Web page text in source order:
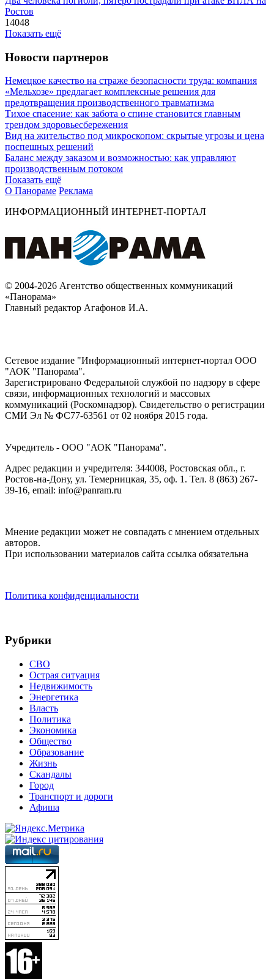
Ростов
14048
Показать ещё
Новости партнеров
Немецкое качество на страже безопасности труда: компания
«Мельхозе» предлагает комплексные решения для
предотвращения производственного травматизма
Тихое спасение: как забота о спине становится главным
трендом здоровьесбережения
Вид на жительство под микроскопом: скрытые угрозы и цена
поспешных решений
Баланс между заказом и возможностью: как управляют
производственным потоком
Показать ещё
О Панораме Реклама
ИНФОРМАЦИОННЫЙ ИНТЕРНЕТ-ПОРТАЛ
© 2004-2026 Агентство общественных коммуникаций
«Панорама»
Главный редактор Агафонов И.А.
Сетевое издание "Информационный интернет-портал ООО
"АОК "Панорама".
Зарегистрировано Федеральной службой по надзору в сфере
связи, информационных технологий и массовых
коммуникаций (Роскомнадзор). Cвидетельство о регистрации
СМИ Эл № ФС77-63561 от 02 ноября 2015 года.
Учредитель - ООО "АОК "Панорама".
Адрес редакции и учредителя: 344008, Ростовская обл., г.
Ростов-на-Дону, ул. Темерницкая, 35, оф. 1. Тел. 8 (863) 267-
39-16, email: info@panram.ru
Мнение редакции может не совпадать с мнением отдельных
авторов.
При использовании материалов сайта ссылка обязательна
Политика конфиденциальности
Рубрики
СВО
Острая ситуация
Недвижимость
Энергетика
Власть
Политика
Экономика
Общество
Образование
Жизнь
Скандалы
Город
Транспорт и дороги
Афиша